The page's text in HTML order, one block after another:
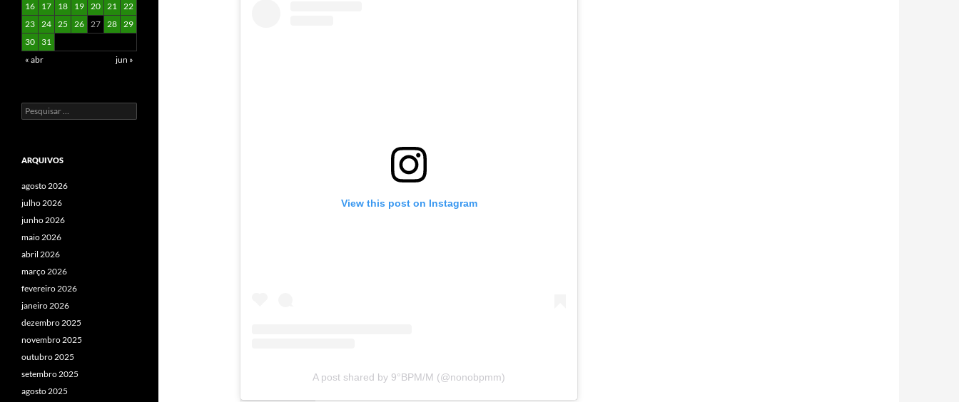
View this post on Instagram
A post shared by 9°BPM/M (@nonobpmm)
16
17 18 19 20 21 22
23 24 25 26 27 28 29
30
31
« abr
jun »
Pesquisar
por:
ARQUIVOS
agosto 2026
julho 2026
junho 2026
maio 2026
abril 2026
março 2026
fevereiro 2026
janeiro 2026
dezembro 2025
novembro 2025
outubro 2025
setembro 2025
agosto 2025